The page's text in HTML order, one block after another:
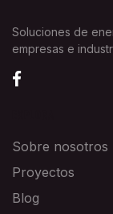
Soluciones de
empresas e
Sobre nosotros
Proyectos
Blog